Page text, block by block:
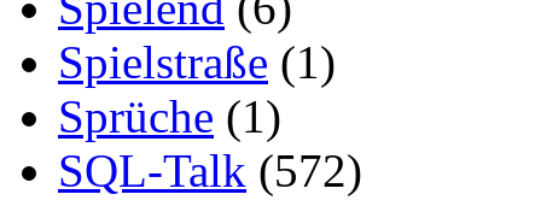
Spielstraße (1)
Sprüche (1)
SQL-Talk (572)